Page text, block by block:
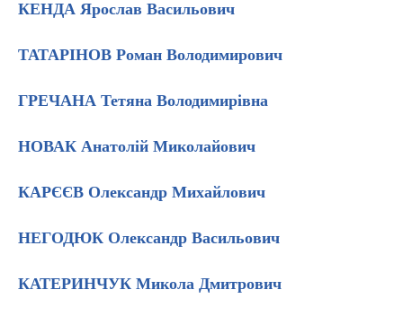
КЕНДА Ярослав Васильович
ТАТАРІНОВ Роман Володимирович
ГРЕЧАНА Тетяна Володимирівна
НОВАК Анатолій Миколайович
КАРЄЄВ Олександр Михайлович
НЕГОДЮК Олександр Васильович
КАТЕРИНЧУК Микола Дмитрович